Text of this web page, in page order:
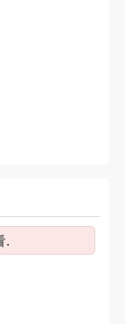
.